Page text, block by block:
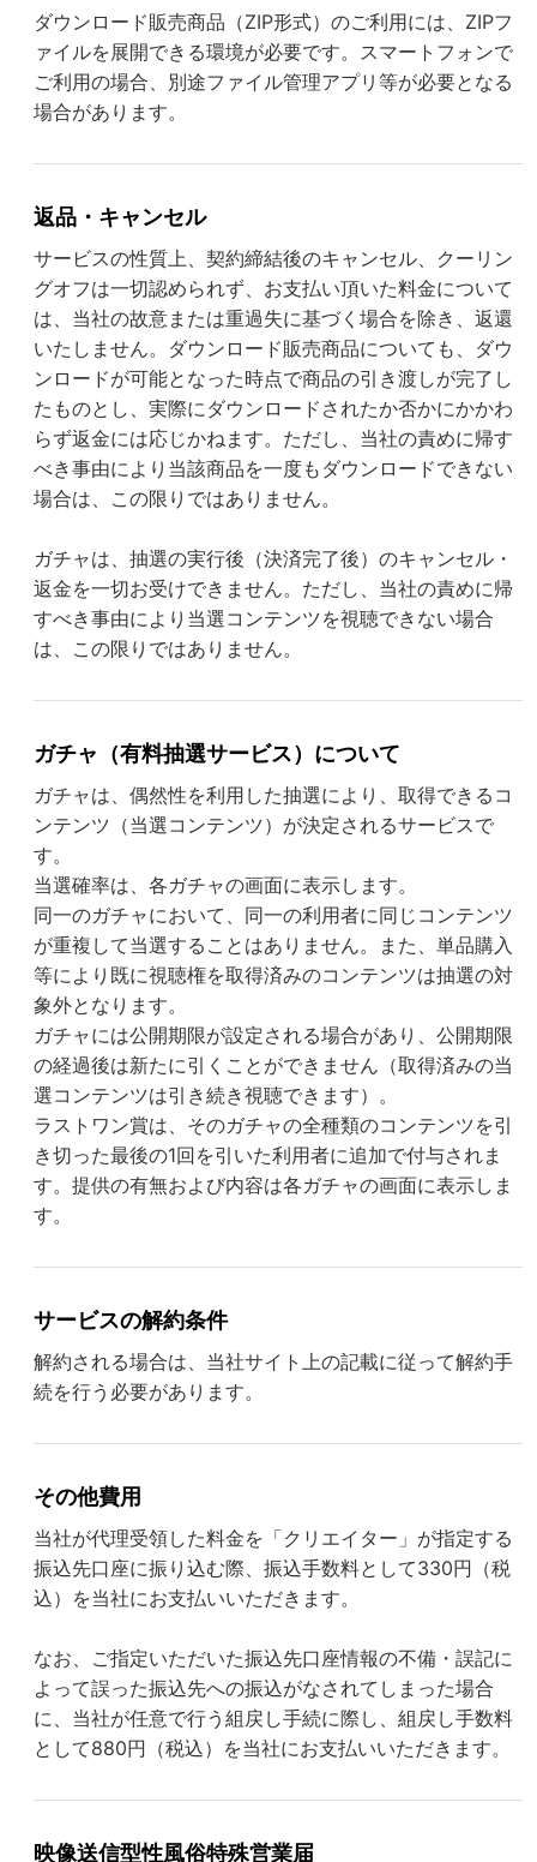
ダウンロード販売商品（ZIP形式）のご利用には、ZIPフ
ァイルを展開できる環境が必要です。スマートフォンで
ご利用の場合、別途ファイル管理アプリ等が必要となる
場合があります。
返品・キャンセル
サービスの性質上、契約締結後のキャンセル、クーリン
グオフは一切認められず、お支払い頂いた料金について
は、当社の故意または重過失に基づく場合を除き、返還
いたしません。ダウンロード販売商品についても、ダウ
ンロードが可能となった時点で商品の引き渡しが完了し
たものとし、実際にダウンロードされたか否かにかかわ
らず返金には応じかねます。ただし、当社の責めに帰す
べき事由により当該商品を一度もダウンロードできない
場合は、この限りではありません。
ガチャは、抽選の実行後（決済完了後）のキャンセル・
返金を一切お受けできません。ただし、当社の責めに帰
すべき事由により当選コンテンツを視聴できない場合
は、この限りではありません。
ガチャ（有料抽選サービス）について
ガチャは、偶然性を利用した抽選により、取得できるコ
ンテンツ（当選コンテンツ）が決定されるサービスで
す。
当選確率は、各ガチャの画面に表示します。
同一のガチャにおいて、同一の利用者に同じコンテンツ
が重複して当選することはありません。また、単品購入
等により既に視聴権を取得済みのコンテンツは抽選の対
象外となります。
ガチャには公開期限が設定される場合があり、公開期限
の経過後は新たに引くことができません（取得済みの当
選コンテンツは引き続き視聴できます）。
ラストワン賞は、そのガチャの全種類のコンテンツを引
き切った最後の1回を引いた利用者に追加で付与されま
す。提供の有無および内容は各ガチャの画面に表示しま
す。
サービスの解約条件
解約される場合は、当社サイト上の記載に従って解約手
続を行う必要があります。
その他費用
当社が代理受領した料金を「クリエイター」が指定する
振込先口座に振り込む際、振込手数料として330円（税
込）を当社にお支払いいただきます。
なお、ご指定いただいた振込先口座情報の不備・誤記に
よって誤った振込先への振込がなされてしまった場合
に、当社が任意で行う組戻し手続に際し、組戻し手数料
として880円（税込）を当社にお支払いいただきます。
映像送信型性風俗特殊営業届